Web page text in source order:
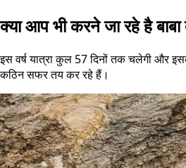
क्या आप भी करने जा रहे है बाबा
इस वर्ष यात्रा कुल 57 दिनों तक चलेगी और
कठिन सफर तय कर रहे हैं।